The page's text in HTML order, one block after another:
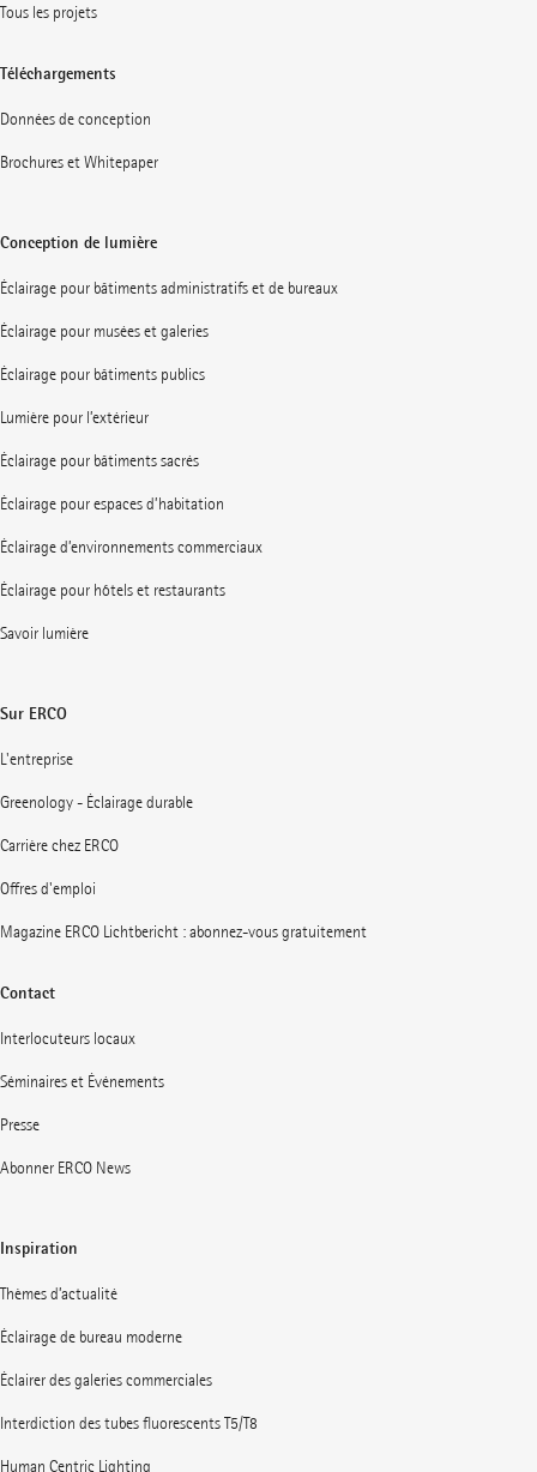
Tous les projets
Téléchargements
Données de conception
Brochures et Whitepaper
Conception de lumière
Éclairage pour bâtiments administratifs et de bureaux
Éclairage pour musées et galeries
Éclairage pour bâtiments publics
Lumière pour l’extérieur
Éclairage pour bâtiments sacrés
Éclairage pour espaces d’habitation
Éclairage d’environnements commerciaux
Éclairage pour hôtels et restaurants
Savoir lumière
Sur ERCO
L'entreprise
Greenology - Éclairage durable
Carrière chez ERCO
Offres d'emploi
Magazine ERCO Lichtbericht : abonnez-vous gratuitement
Contact
Interlocuteurs locaux
Séminaires et Événements
Presse
Abonner ERCO News
Inspiration
Thèmes d’actualité
Éclairage de bureau moderne
Éclairer des galeries commerciales
Interdiction des tubes fluorescents T5/T8
Human Centric Lighting